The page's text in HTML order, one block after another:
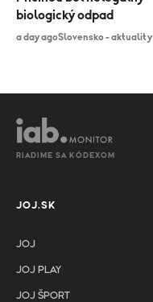
biologický odpad
a day agoSlovensko - aktuality
RIADIME SA KÓDEXOM
JOJ.SK
JOJ
JOJ PLAY
JOJ ŠPORT